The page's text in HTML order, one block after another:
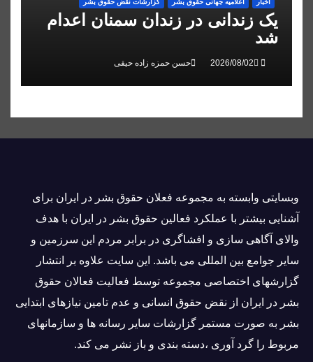
اخبار اعلاميه جهانی حقوق بشر گزارشات نقض حقوق بشر
یک زندانی در زندان سمنان اعدام
شد
حسن حمزه زاده حیقی
وبسايتى وابسته به مجموعه فعلان حقوق بشر در ایران برای
آشنایی بيشتر با عملکرد فعالین حقوق بشر در ایران با هدف
والاى آگاهى سازی و افشاگرى در برابر مردم این سرزمین و
ساير جوامع بین المللى می باشد. این سایت علاوه بر انتشار
گزارشهای اختصاصی مجموعه توسط فعاليت فعالان حقوق
بشر در ایران از نقض حقوق انسانی و عدم تامین نیازهای ابتدایی
بشر به صورت مستمر گزارشات سایر رسانه ها و سازمانهای
مربوط را گرد آوری ،دسته بندی و باز نشر می كند.